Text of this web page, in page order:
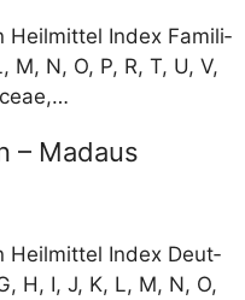
Heil­mit­tel Index Fami­li­
M, N, O, P, R, T, U, V,
– Madaus
Heil­mit­tel Index Deut­
H, I, J, K, L, M, N, O,